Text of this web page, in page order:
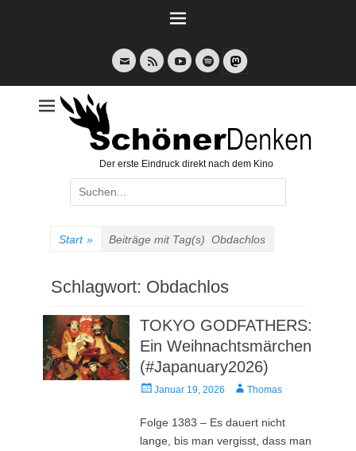
E-
Mail
Feed YouTubeSpotify
Der erste Eindruck direkt nach dem Kino
Suche
nach:
Start » Beiträge mit Tag(s) Obdachlos
Schlagwort: Obdachlos
TOKYO GODFATHERS:
Ein Weihnachtsmärchen
(#Japanuary2026)
Veröffentlicht
Januar 19, 2026 AutorThomas
Folge 1383 – Es dauert nicht
lange, bis man vergisst, dass man